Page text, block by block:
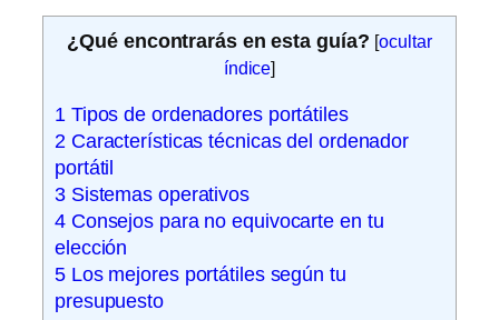
¿Qué encontrarás en esta guía? [ocultar
índice]
1 Tipos de ordenadores portátiles
2 Características técnicas del ordenador
portátil
3Sistemas operativos
4Consejos para no equivocarte en tu
elección
5Los mejores portátiles según tu
presupuesto